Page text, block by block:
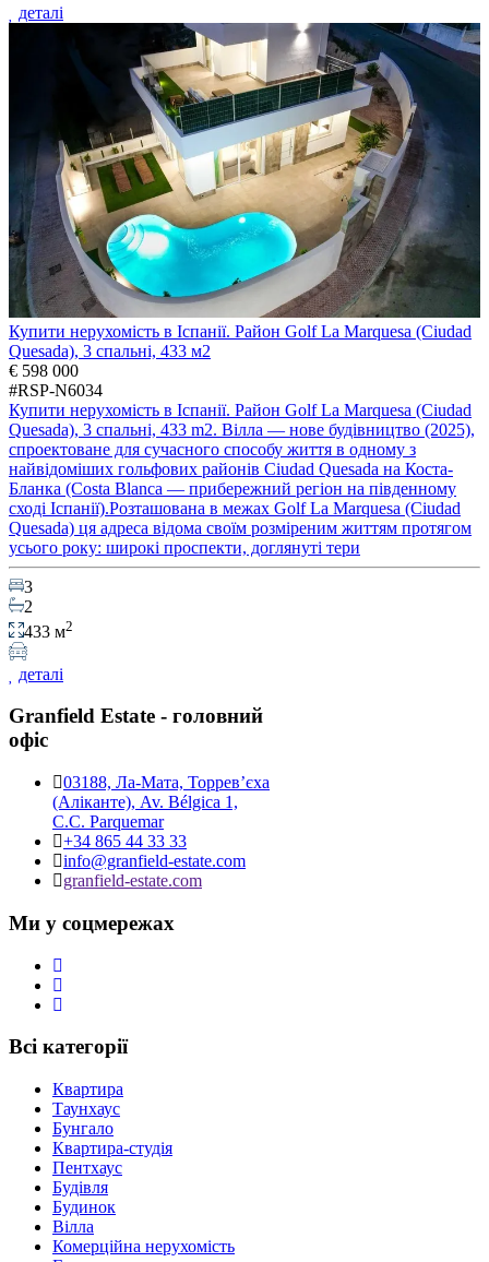
деталі
Купити нерухомість в Іспанії. Район Golf La Marquesa (Ciudad
Quesada), 3 спальні, 433 м2
€ 598 000
#RSP-N6034
Купити нерухомість в Іспанії. Район Golf La Marquesa (Ciudad
Quesada), 3 спальні, 433 m2. Вілла — нове будівництво (2025),
спроектоване для сучасного способу життя в одному з
найвідоміших гольфових районів Ciudad Quesada на Коста-
Бланка (Costa Blanca — прибережний регіон на південному
сході Іспанії).Розташована в межах Golf La Marquesa (Ciudad
Quesada) ця адреса відома своїм розміреним життям протягом
усього року: широкі проспекти, доглянуті тери
3
2
433 м2
деталі
Granfield Estate - головний
офіс
03188, Ла-Мата, Торревʼєха
(Аліканте), Av. Bélgica 1,
C.C. Parquemar
+34 865 44 33 33
info@granfield-estate.com
granfield-estate.com
Ми у соцмережах
Всі категорії
Квартира
Таунхаус
Бунгало
Квартира-студія
Пентхаус
Будівля
Будинок
Вілла
Комерційна нерухомість